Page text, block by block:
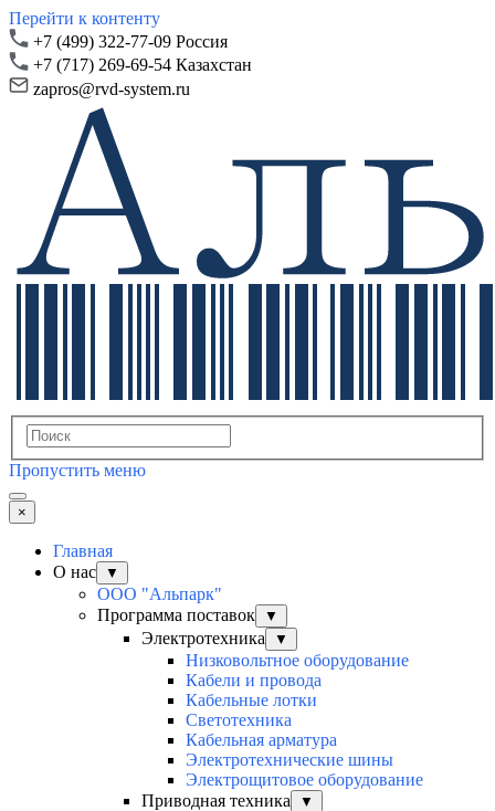
Перейти к контенту
+7 (499) 322-77-09 Россия
+7 (717) 269-69-54 Казахстан
zapros@rvd-system.ru
Пропустить меню
×
Главная
О нас
▼
ООО "Альпарк"
Программа поставок
▼
Электротехника ▼
Низковольтное оборудование
Кабели и провода
Кабельные лотки
Светотехника
Кабельная арматура
Электротехнические шины
Электрощитовое оборудование
Приводная техника
▼